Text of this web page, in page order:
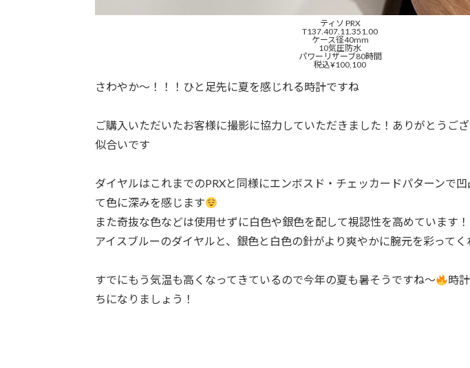
ティソ PRX
T137.407.11.351.00
ケース径40mm
10気圧防水
パワーリザーブ80時間
税込¥100,100
さわやか〜！！！ひと足先に夏を感じれる時計ですね
ご購入いただいたお客様に撮影に協力していただきました！ありがとうご
似合いです
ダイヤルはこれまでのPRXと同様にエンボスド・チェッカードパターンで
て色に深みを感じます
また奇抜な色などは使用せずに白色や銀色を配して視認性を高めています！
アイスブルーのダイヤルと、銀色と白色の針がより爽やかに腕元を彩って
すでにもう気温も高くなってきているので今年の夏も暑そうですね〜
時
ちになりましょう！